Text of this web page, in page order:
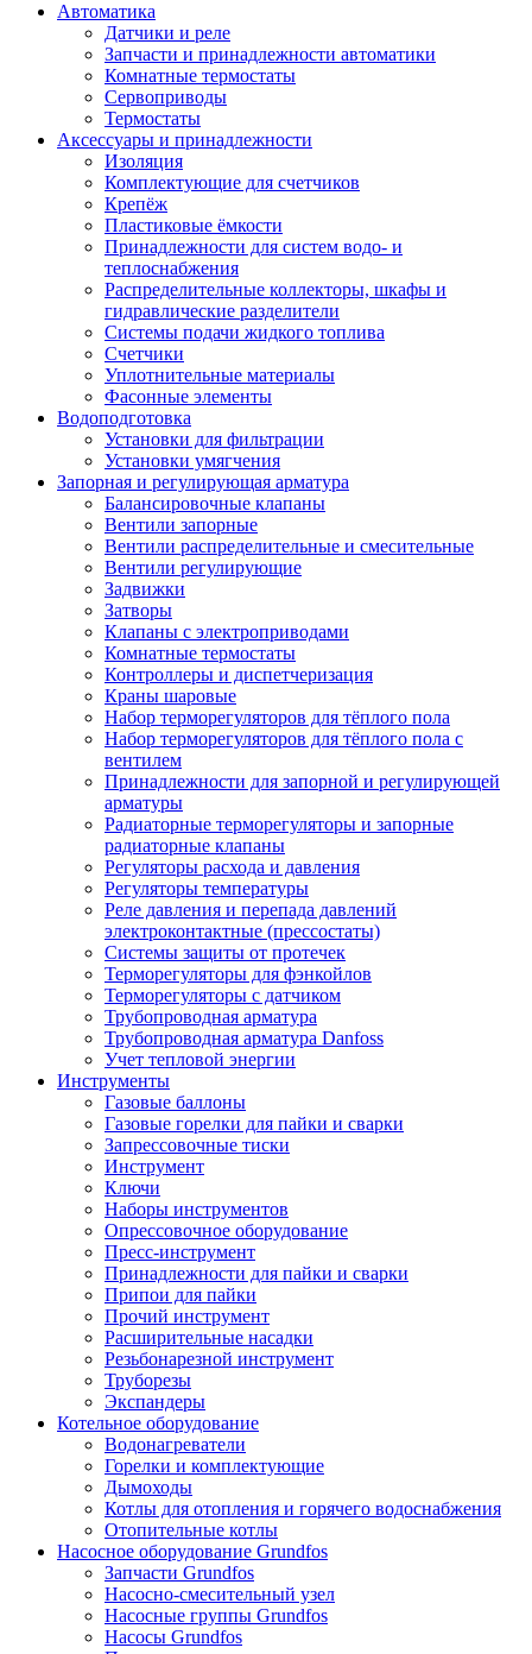
Автоматика
Датчики и реле
Запчасти и принадлежности автоматики
Комнатные термостаты
Сервоприводы
Термостаты
Аксессуары и принадлежности
Изоляция
Комплектующие для счетчиков
Крепёж
Пластиковые ёмкости
Принадлежности для систем водо- и
теплоснабжения
Распределительные коллекторы, шкафы и
гидравлические разделители
Системы подачи жидкого топлива
Счетчики
Уплотнительные материалы
Фасонные элементы
Водоподготовка
Установки для фильтрации
Установки умягчения
Запорная и регулирующая арматура
Балансировочные клапаны
Вентили запорные
Вентили распределительные и смесительные
Вентили регулирующие
Задвижки
Затворы
Клапаны с электроприводами
Комнатные термостаты
Контроллеры и диспетчеризация
Краны шаровые
Набор терморегуляторов для тёплого пола
Набор терморегуляторов для тёплого пола с
вентилем
Принадлежности для запорной и регулирующей
арматуры
Радиаторные терморегуляторы и запорные
радиаторные клапаны
Регуляторы расхода и давления
Регуляторы температуры
Реле давления и перепада давлений
электроконтактные (прессостаты)
Системы защиты от протечек
Терморегуляторы для фэнкойлов
Терморегуляторы с датчиком
Трубопроводная арматура
Трубопроводная арматура Danfoss
Учет тепловой энергии
Инструменты
Газовые баллоны
Газовые горелки для пайки и сварки
Запрессовочные тиски
Инструмент
Ключи
Наборы инструментов
Опрессовочное оборудование
Пресс-инструмент
Принадлежности для пайки и сварки
Припои для пайки
Прочий инструмент
Расширительные насадки
Резьбонарезной инструмент
Труборезы
Экспандеры
Котельное оборудование
Водонагреватели
Горелки и комплектующие
Дымоходы
Котлы для отопления и горячего водоснабжения
Отопительные котлы
Насосное оборудование Grundfos
Запчасти Grundfos
Насосно-смесительный узел
Насосные группы Grundfos
Насосы Grundfos